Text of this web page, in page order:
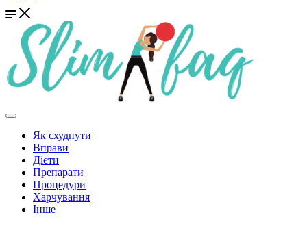
Як схуднути
Вправи
Дієти
Препарати
Процедури
Харчування
Інше